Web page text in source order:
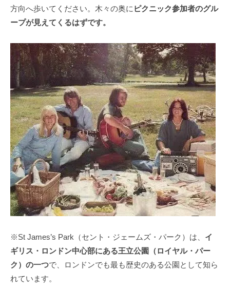
方向へ歩いてください。木々の奥に ピクニック参加者のグル
ープが見えてくるはずです。
※St James’s Park（セント・ジェームズ・パーク）は、 イ
ギリス・ロンドン中心部にある王立公園（ロイヤル・パー
ク）の一つで、ロンドンでも最も歴史のある公園として知ら
れています。